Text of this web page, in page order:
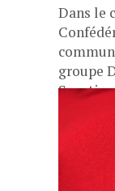
Dans le
groupe